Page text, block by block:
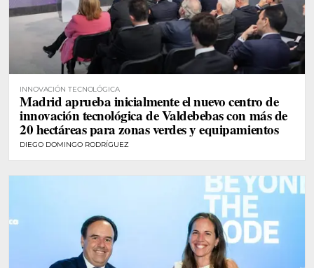
INNOVACIÓN TECNOLÓGICA
Madrid aprueba inicialmente el nuevo centro de
innovación tecnológica de Valdebebas con más de
20 hectáreas para zonas verdes y equipamientos
DIEGO DOMINGO RODRÍGUEZ